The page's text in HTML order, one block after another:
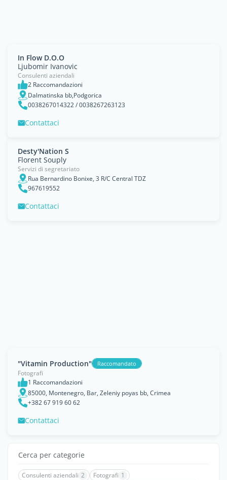
In Flow D.O.O
Ljubomir Ivanovic
Consulenti aziendali
2 Raccomandazioni
Dalmatinska bb,Podgorica
0038267014322 / 0038267263123
Contattaci
Desty'Nation S
Florent Souply
Servizi di segretariato
Rua Bernardino Bonixe, 3 R/C Central TDZ
967619552
Contattaci
"Vitamin Production" Raccomandato
Fotografi
1 Raccomandazioni
85000, Montenegro, Bar, Zeleniy poyas bb, Crimea
+382 67 919 60 62
Contattaci
Cerca per categorie
Consulenti aziendali 2 Fotografi 1